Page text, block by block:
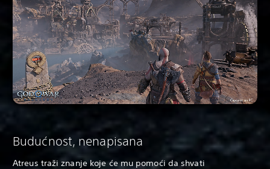
Budućnost, nenapisana
Atreus traži znanje koje će mu pomoći da shvati